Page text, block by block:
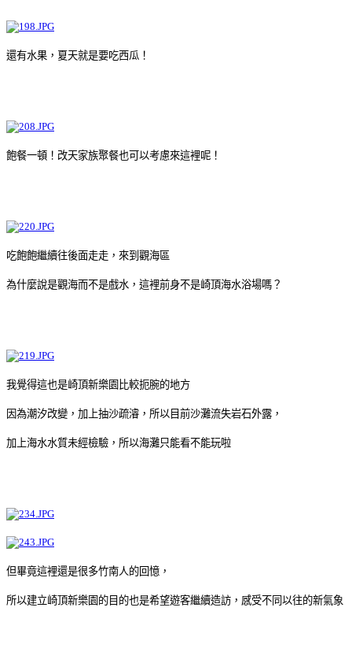
還有水果，夏天就是要吃西瓜！
飽餐一頓！改天家族聚餐也可以考慮來這裡呢！
吃飽飽繼續往後面走走，來到觀海區
為什麼說是觀海而不是戲水，這裡前身不是崎頂海水浴場嗎？
我覺得這也是崎頂新樂園比較扼腕的地方
因為潮汐改變，加上抽沙疏濬，所以目前沙灘流失岩石外露，
加上海水水質未經檢驗，所以海灘只能看不能玩啦
但畢竟這裡還是很多竹南人的回憶，
所以建立崎頂新樂園的目的也是希望遊客繼續造訪，感受不同以往的新氣象